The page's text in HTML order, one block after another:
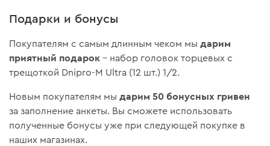
Подарки и бонусы
Покупателям с самым длинным чеком мыдарим
приятный подарок – набор головок торцевых с
трещоткой Dnipro-M Ultra (12 шт.) 1/2.
Новым покупателям мыдарим 50 бонусных гривен
за заполнение анкеты. Вы сможете использовать
полученные бонусы уже при следующей покупке в
наших магазинах.